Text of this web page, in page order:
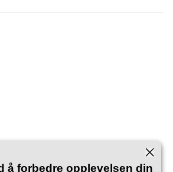
å forbedre opplevelsen din